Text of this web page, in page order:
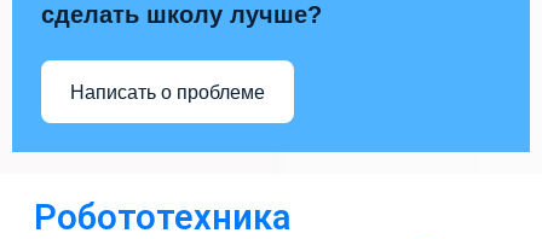
сделать школу лучше?
Написать о проблеме
Робототехника